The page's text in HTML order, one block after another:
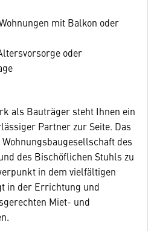
mit Balkon oder
oder
als Bauträger steht Ihnen ein
Partner zur Seite. Das
des
des Bischöflichen Stuhls zu
in dem viel­fältigen
in der Errichtung und
Miet­- und